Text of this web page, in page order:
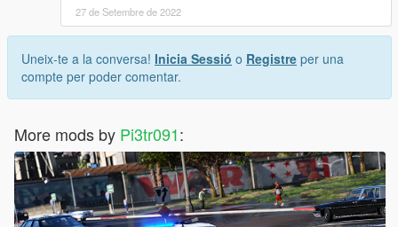
27 de Setembre de 2022
Uneix-te a la conversa! Inicia Sessió o Registre per una
compte per poder comentar.
More mods by Pi3tr091: